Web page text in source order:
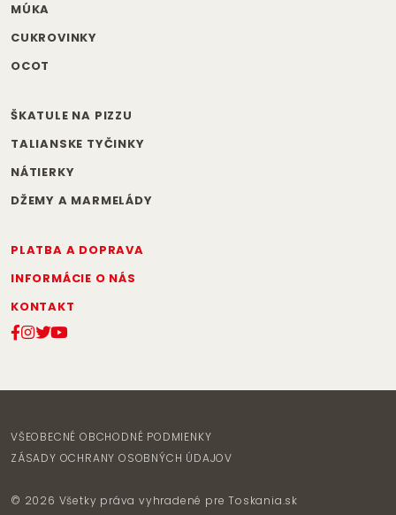
MÚKA
CUKROVINKY
OCOT
ŠKATULE NA PIZZU
TALIANSKE TYČINKY
NÁTIERKY
DŽEMY A MARMELÁDY
PLATBA A DOPRAVA
INFORMÁCIE O NÁS
KONTAKT
VŠEOBECNÉ OBCHODNÉ PODMIENKY
ZÁSADY OCHRANY OSOBNÝCH ÚDAJOV
© 2026 Všetky práva vyhradené preToskania.sk